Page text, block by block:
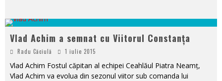
Vlad Achim a semnat cu Viitorul Constanța
Radu Căciulă 1 iulie 2015
Vlad Achim Fostul căpitan al echipei Ceahlăul Piatra Neamț,
Vlad Achim va evolua din sezonul viitor sub comanda lui